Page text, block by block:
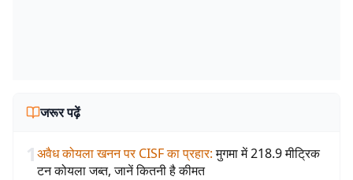
जरूर पढ़ें
1अवैध कोयला खनन पर CISF का प्रहार: मुगमा में 218.9 मीट्रिक
टन कोयला जब्त, जानें कितनी है कीमत